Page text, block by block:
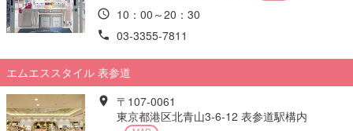
10：00～20：30
03-3355-7811
エムエススタイル 表参道
〒107-0061
東京都港区北青山3-6-12 表参道駅構内